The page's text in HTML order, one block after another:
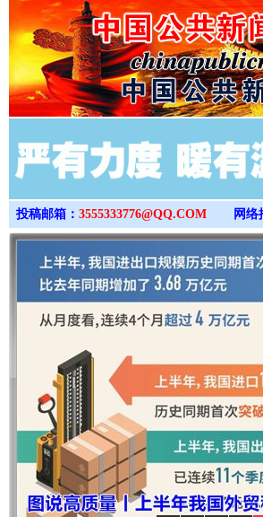
投稿邮箱： 3555333776@QQ.COM 网络